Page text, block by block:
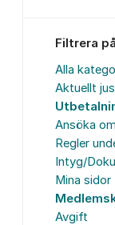
Filtrera
Alla
Aktuellt
Ansöka
Regler
Intyg/
Mina sidor
Avgift